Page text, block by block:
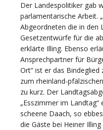
Der Landespolitiker gab
parlamentarische Arbeit.
Abgeordneten die in den
Gesetzentwürfe für die
erklärte Illing. Ebenso
Ansprechpartner für
Ort“ ist er das
zum rheinland-
zu kurz. Der
„Esszimmer im
scheene Daach, so
die Gäste bei Heiner